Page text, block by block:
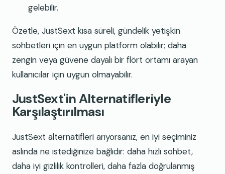
gelebilir.
Özetle, JustSext kısa süreli, gündelik yetişkin
sohbetleri için en uygun platform olabilir; daha
zengin veya güvene dayalı bir flört ortamı arayan
kullanıcılar için uygun olmayabilir.
JustSext'in Alternatifleriyle
Karşılaştırılması
JustSext alternatifleri arıyorsanız, en iyi seçiminiz
aslında ne istediğinize bağlıdır: daha hızlı sohbet,
daha iyi gizlilik kontrolleri, daha fazla doğrulanmış